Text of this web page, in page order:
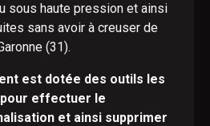
sous haute pression et ainsi
sans avoir à creuser de
(31).
est dotée des outils les
effectuer le
et ainsi supprimer